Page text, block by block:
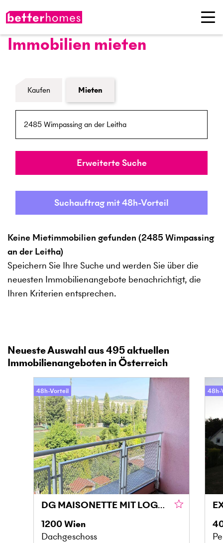
Immobilien mieten
Formular Immobiliensuche
Kaufen Mieten
Umkreis
Erweiterte Suche
Suchauftrag mit 48h-Vorteil
Keine Mietimmobilien gefunden (2485 Wimpassing
an der Leitha)
Speichern Sie Ihre Suche und werden Sie über die
neuesten Immobilienangebote benachrichtigt, die
Ihren Kriterien entsprechen.
Neueste Auswahl aus495aktuellen
Immobilienangeboten in Österreich
48h-Vorteil
DG MAISONETTE MIT LOGGIA UND GRÜNBLICK IN DONAU NÄHE
1200Wien
Dachgeschoss
48h-